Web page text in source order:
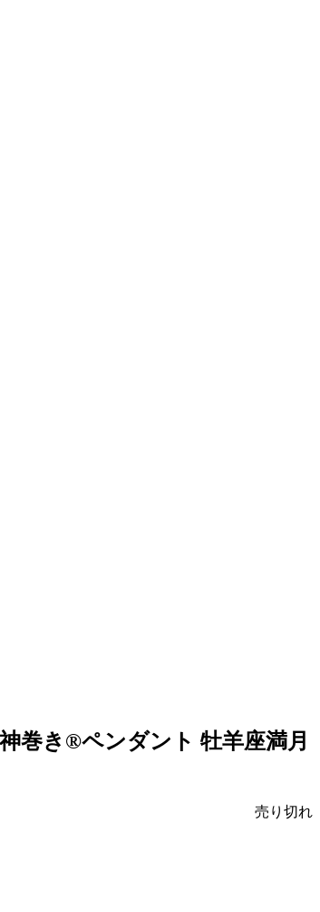
巻き®︎ペンダント 牡羊座満月
売り切れ